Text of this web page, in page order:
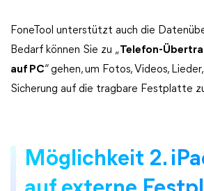
FoneTool unterstützt auch die
Bedarf können Sie zu „Telefon-
auf PC“ gehen, um Fotos, Videos,
Sicherung auf die tragbare Festplatte
Möglichkeit 2.